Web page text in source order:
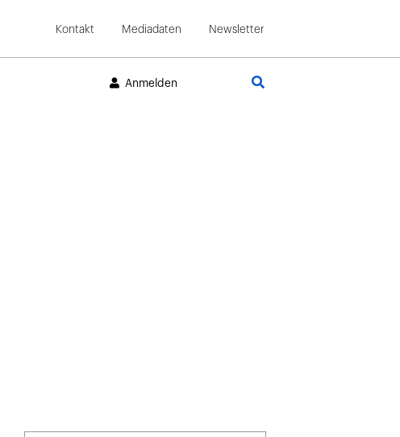
Kontakt Mediadaten Newsletter
Anmelden